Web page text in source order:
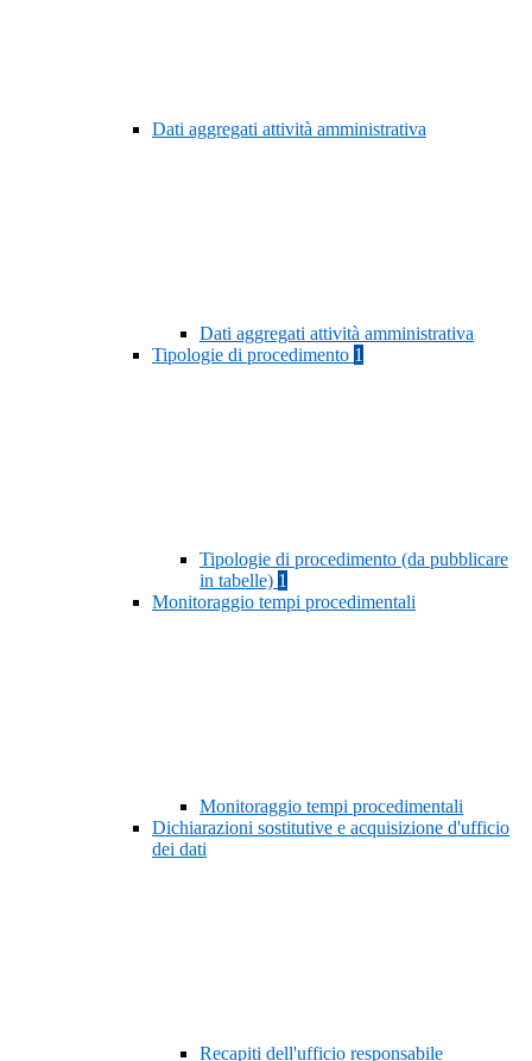
Dati aggregati attività amministrativa
Dati aggregati attività amministrativa
Tipologie di procedimento 1
Tipologie di procedimento (da pubblicare
in tabelle) 1
Monitoraggio tempi procedimentali
Monitoraggio tempi procedimentali
Dichiarazioni sostitutive e acquisizione d'ufficio
dei dati
Recapiti dell'ufficio responsabile